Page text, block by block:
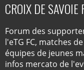
CROIX DE SAVOIE
Forum des
l'eTG FC, matches
équipes de jeunes
infos mercato de